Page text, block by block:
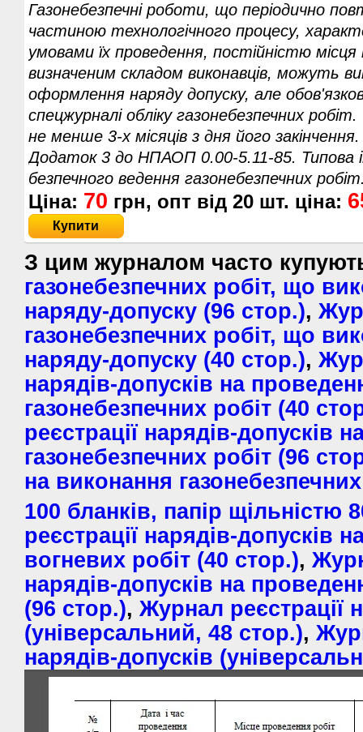
Газонебезпечні роботи, що періодично
частиною технологічного процесу,
умовами їх проведення, постійністю місця
визначеним складом виконавців, можуть
оформлення наряду допуску, але
спецжурналі обліку газонебезпечних
не менше 3-х місяців з дня його закінчення.
Додаток 3 до НПАОП 0.00-5.11-85. Типова
безпечного ведення газонебезпечних
Ціна: 70 грн, опт від 20 шт. ціна:
Купити
З цим журналом часто
газонебезпечних робіт, що
наряду-допуску (96 стор.),
газонебезпечних робіт, що
наряду-допуску (40 стор.),
нарядів-допусків на
газонебезпечних робіт (40
реєстрації нарядів-допусків
газонебезпечних робіт (96
на виконання
100 бланків, папір щільністю
реєстрації нарядів-допусків
вогневих робіт (40 стор.),
нарядів-допусків на
(96 стор.), Журнал реєстрації
(універсальний, 48 стор.),
нарядів-допусків